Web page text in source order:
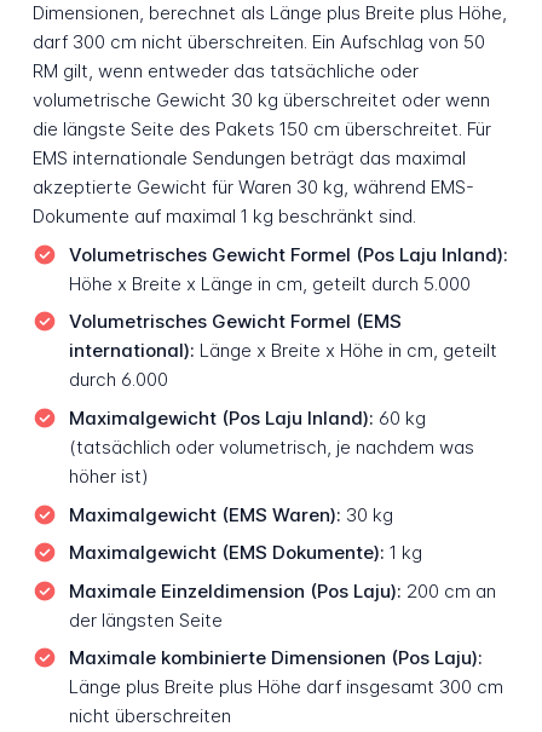
Dimensionen, berechnet als Länge plus Breite plus Höhe,
darf 300 cm nicht überschreiten. Ein Aufschlag von 50
RM gilt, wenn entweder das tatsächliche oder
volumetrische Gewicht 30 kg überschreitet oder wenn
die längste Seite des Pakets 150 cm überschreitet. Für
EMS internationale Sendungen beträgt das maximal
akzeptierte Gewicht für Waren 30 kg, während EMS-
Dokumente auf maximal 1 kg beschränkt sind.
Volumetrisches Gewicht Formel (Pos Laju Inland):
Höhe x Breite x Länge in cm, geteilt durch 5.000
Volumetrisches Gewicht Formel (EMS
international): Länge x Breite x Höhe in cm, geteilt
durch 6.000
Maximalgewicht (Pos Laju Inland): 60 kg
(tatsächlich oder volumetrisch, je nachdem was
höher ist)
Maximalgewicht (EMS Waren): 30 kg
Maximalgewicht (EMS Dokumente): 1 kg
Maximale Einzeldimension (Pos Laju): 200 cm an
der längsten Seite
Maximale kombinierte Dimensionen (Pos Laju):
Länge plus Breite plus Höhe darf insgesamt 300 cm
nicht überschreiten